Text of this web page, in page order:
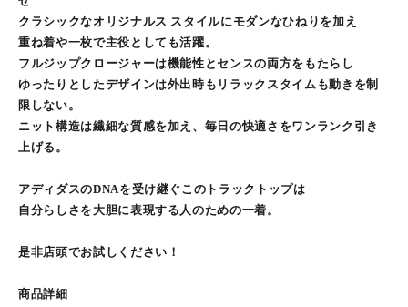
クラシックなオリジナルス スタイルにモダンなひねりを加え
重ね着や一枚で主役としても活躍。
フルジップクロージャーは機能性とセンスの両方をもたらし
ゆったりとしたデザインは外出時もリラックスタイムも動きを制
限しない。
ニット構造は繊細な質感を加え、毎日の快適さをワンランク引き
上げる。
アディダスのDNAを受け継ぐこのトラックトップは
自分らしさを大胆に表現する人のための一着。
是非店頭でお試しください！
商品詳細